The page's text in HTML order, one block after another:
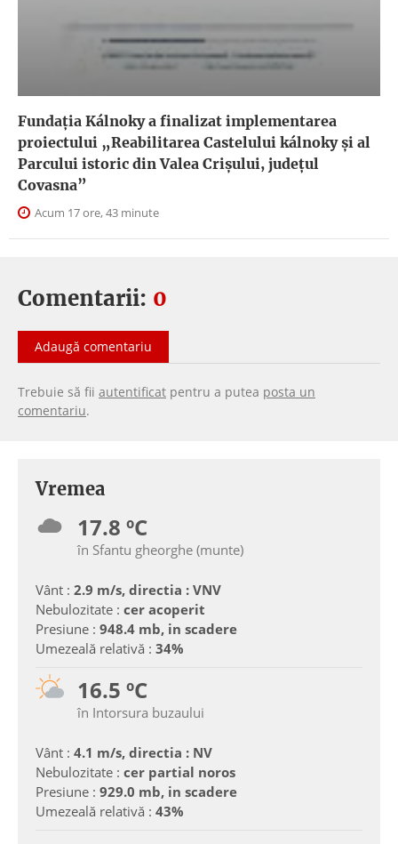
Fundația Kálnoky a finalizat implementarea
proiectului „Reabilitarea Castelului kálnoky și al
Parcului istoric din Valea Crișului, județul
Covasna”
Acum 17 ore, 43 minute
Comentarii: 0
Adaugă comentariu
Trebuie să fii autentificat pentru a putea posta un
comentariu.
Vremea
17.8 ºC
în Sfantu gheorghe (munte)
Vânt : 2.9 m/s, directia : VNV
Nebulozitate : cer acoperit
Presiune : 948.4 mb, in scadere
Umezeală relativă : 34%
16.5 ºC
în Intorsura buzaului
Vânt : 4.1 m/s, directia : NV
Nebulozitate : cer partial noros
Presiune : 929.0 mb, in scadere
Umezeală relativă : 43%